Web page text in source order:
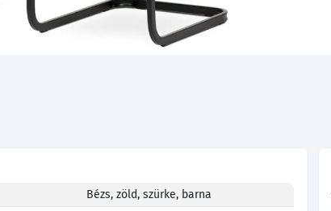
Bézs, zöld, szürke, barna